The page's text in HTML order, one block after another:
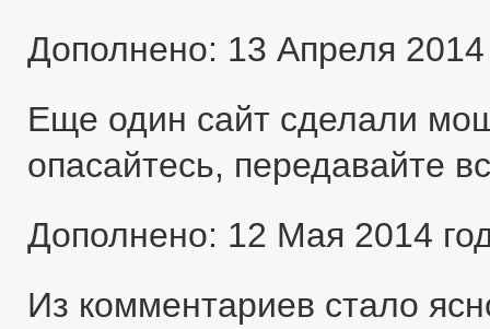
Дополнено: 13 Апреля 2014
Еще один сайт сделали
опасайтесь, передавайте
Дополнено: 12 Мая 2014
Из комментариев стало